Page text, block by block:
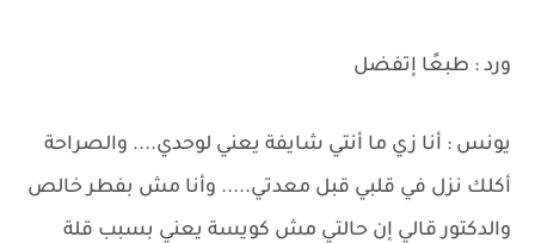
ورد : طبعًا إتفضل
يونس : أنا زي ما أنتي شايفة يعني لوحدي.... والصراحة
أكلك نزل في قلبي قبل معدتي..... وأنا مش بفطر خالص
والدكتور قالي إن حالتي مش كويسة يعني بسبب قلة